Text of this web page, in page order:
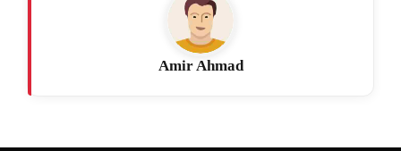
Amir Ahmad